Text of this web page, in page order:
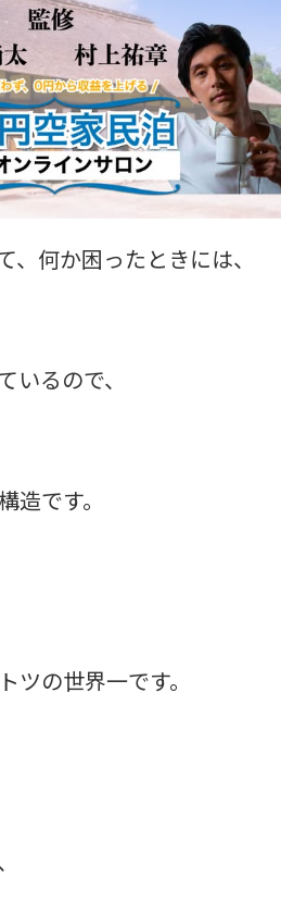
何か困ったときには、
いるので、
造です。
ツの世界一です。